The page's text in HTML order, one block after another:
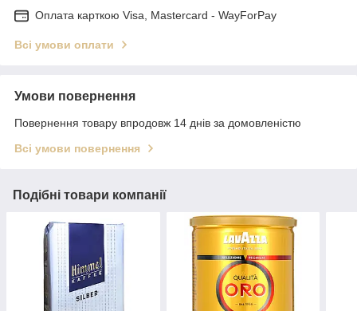
Оплата карткою Visa, Mastercard - WayForPay
Всі умови оплати
Умови повернення
Повернення товару впродовж 14 днів за домовленістю
Всі умови повернення
Подібні товари компанії